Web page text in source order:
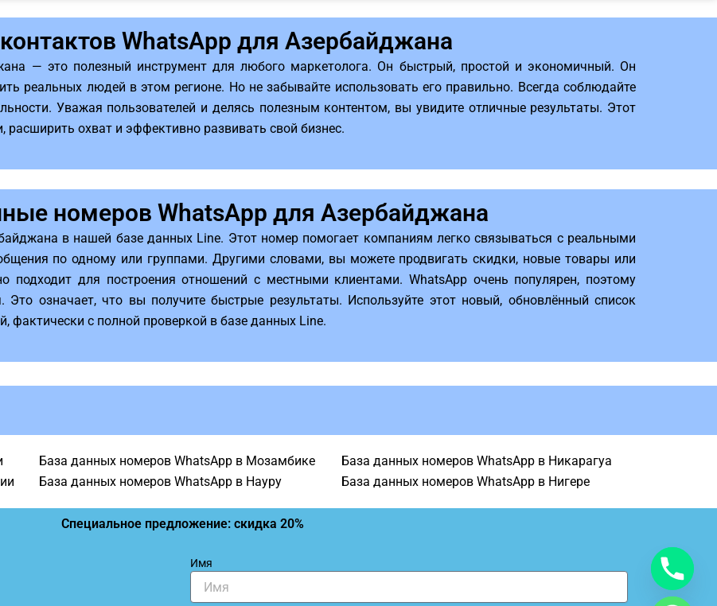
WhatsApp для Азербайджана
— это полезный инструмент для любого маркетолога. Он быстрый, простой и экономичный. Он
реальных людей в этом регионе. Но не забывайте использовать его правильно. Всегда соблюдайте
Уважая пользователей и делясь полезным контентом, вы увидите отличные результаты. Этот
охват и эффективно развивать свой бизнес.
номеров WhatsApp для Азербайджана
в нашей базе данных Line. Этот номер помогает компаниям легко связываться с реальными
по одному или группами. Другими словами, вы можете продвигать скидки, новые товары или
подходит для построения отношений с местными клиентами. WhatsApp очень популярен, поэтому
означает, что вы получите быстрые результаты. Используйте этот новый, обновлённый список
фактически с полной проверкой в ​​базе данных Line.
База данных номеров WhatsApp в Мозамбике
База данных номеров WhatsApp в Науру
База данных номеров WhatsApp в Никарагуа
База данных номеров WhatsApp в Нигере
Специальное предложение: скидка 20%
Имя